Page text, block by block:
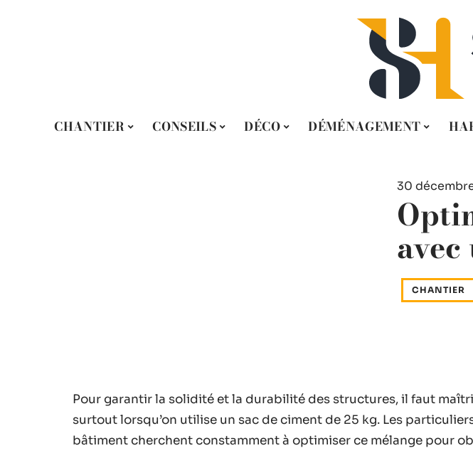
CHANTIER CONSEILS DÉCO DÉMÉNAGEMENT
30
CHANTIER
Pour garantir la solidité et la durabilité des structures, il faut
surtout lorsqu’on utilise un sac de ciment de 25 kg. Les
bâtiment cherchent constamment à optimiser ce mélange pour